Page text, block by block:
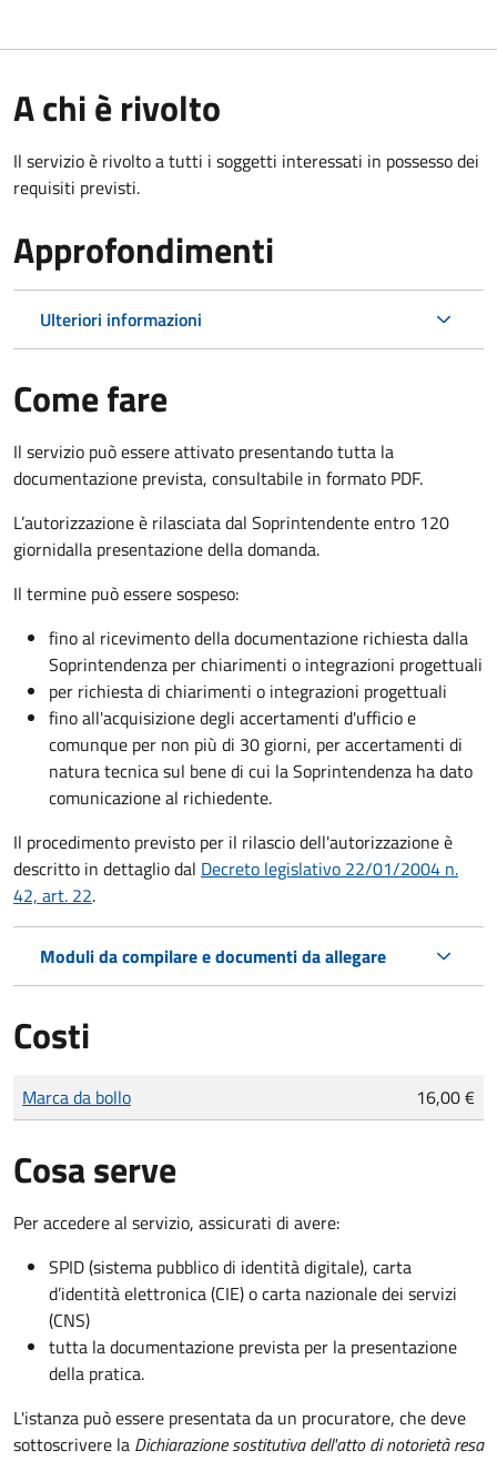
A chi è rivolto
Il servizio è rivolto a tutti i soggetti interessati in possesso dei
requisiti previsti.
Approfondimenti
Ulteriori informazioni
Come fare
Il servizio può essere attivato presentando tutta la
documentazione prevista, consultabile in formato PDF.
L’autorizzazione è rilasciata dal Soprintendente entro 120
giornidalla presentazione della domanda.
Il termine può essere sospeso:
fino al ricevimento della documentazione richiesta dalla
Soprintendenza per chiarimenti o integrazioni progettuali
per richiesta di chiarimenti o integrazioni progettuali
fino all'acquisizione degli accertamenti d'ufficio e
comunque per non più di 30 giorni, per accertamenti di
natura tecnica sul bene di cui la Soprintendenza ha dato
comunicazione al richiedente.
Il procedimento previsto per il rilascio dell'autorizzazione è
descritto in dettaglio dal Decreto legislativo 22/01/2004 n.
42, art. 22.
Moduli da compilare e documenti da allegare
Costi
Tipo di pagamento
Importo
Marca da bollo 16,00 €
Cosa serve
Per accedere al servizio, assicurati di avere:
SPID (sistema pubblico di identità digitale), carta
d’identità elettronica (CIE) o carta nazionale dei servizi
(CNS)
tutta la documentazione prevista per la presentazione
della pratica.
L'istanza può essere presentata da un procuratore, che deve
sottoscrivere la Dichiarazione sostitutiva dell'atto di notorietà resa